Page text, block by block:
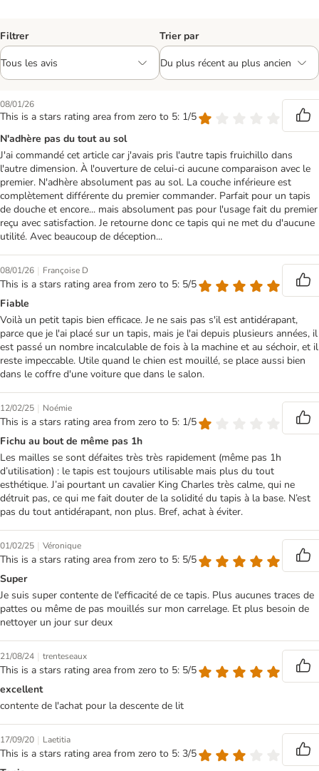
Filtrer Trier par
08/01/26
This is a stars rating area from zero to 5: 1/5
N'adhère pas du tout au sol
J'ai commandé cet article car j'avais pris l'autre tapis fruichillo dans
l'autre dimension. À l'ouverture de celui-ci aucune comparaison avec le
premier. N'adhère absolument pas au sol. La couche inférieure est
complètement différente du premier commander. Parfait pour un tapis
de douche et encore... mais absolument pas pour l'usage fait du premier
reçu avec satisfaction. Je retourne donc ce tapis qui ne met du d'aucune
utilité. Avec beaucoup de déception...
08/01/26 | Françoise D
This is a stars rating area from zero to 5: 5/5
Fiable
Voilà un petit tapis bien efficace. Je ne sais pas s'il est antidérapant,
parce que je l'ai placé sur un tapis, mais je l'ai depuis plusieurs années, il
est passé un nombre incalculable de fois à la machine et au séchoir, et il
reste impeccable. Utile quand le chien est mouillé, se place aussi bien
dans le coffre d'une voiture que dans le salon.
12/02/25 | Noémie
This is a stars rating area from zero to 5: 1/5
Fichu au bout de même pas 1h
Les mailles se sont défaites très très rapidement (même pas 1h
d’utilisation) : le tapis est toujours utilisable mais plus du tout
esthétique. J’ai pourtant un cavalier King Charles très calme, qui ne
détruit pas, ce qui me fait douter de la solidité du tapis à la base. N’est
pas du tout antidérapant, non plus. Bref, achat à éviter.
01/02/25 | Véronique
This is a stars rating area from zero to 5: 5/5
Super
Je suis super contente de l'efficacité de ce tapis. Plus aucunes traces de
pattes ou même de pas mouillés sur mon carrelage. Et plus besoin de
nettoyer un jour sur deux
21/08/24 | trenteseaux
This is a stars rating area from zero to 5: 5/5
excellent
contente de l'achat pour la descente de lit
17/09/20 | Laetitia
This is a stars rating area from zero to 5: 3/5